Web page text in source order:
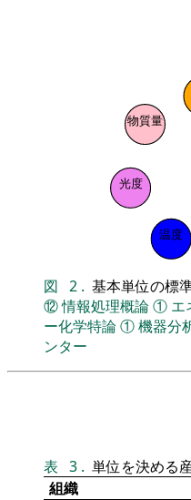
温度
光度
物質量
図 2 . 基本単位の標
⑫情報処理概論① エ
ー化学特論①機器分
ンター
表 3 . 単位を決める
組織